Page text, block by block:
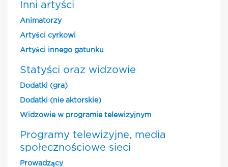
Inni artyści
Animatorzy
Artyści cyrkowi
Artyści innego gatunku
Statyści oraz widzowie
Dodatki (gra)
Dodatki (nie aktorskie)
Widzowie w programie telewizyjnym
Programy telewizyjne, media
społecznościowe sieci
Prowadzący